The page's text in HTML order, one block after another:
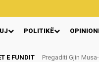
POLITIKË
E FUNDIT Pregaditi Gjin Musa-
Nga: Ndue Dedaj